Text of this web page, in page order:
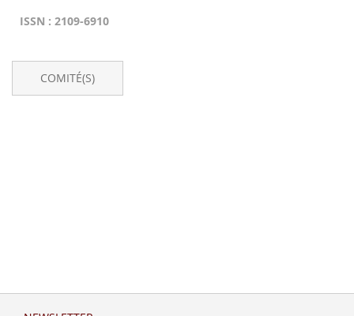
ISSN : 2109-6910
COMITÉ(S)